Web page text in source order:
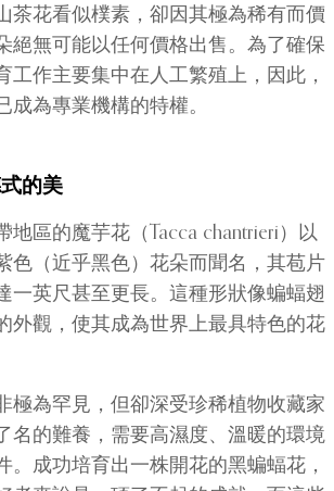
茶花看似樸素，卻因其極為稀有而價
絕無可能以任何價格出售。為了確保
工作主要集中在人工繁殖上，因此，
成為專業機構的特權。
的美
地區的魔芋花（Tacca chantrieri）以
色（近乎黑色）花朵而聞名，其苞片
一英尺甚至更長。這種形狀像蝙蝠翅
外觀，使其成為世界上最具特色的花
極為罕見，但卻深受珍稀植物收藏家
名的難養，需要高濕度、溫暖的環境
。成功培育出一株開花的黑蝙蝠花，